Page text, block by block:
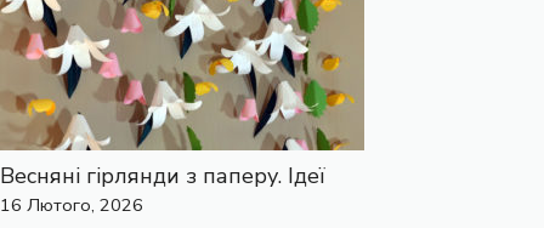
Весняні гірлянди з паперу. Ідеї
16 Лютого, 2026